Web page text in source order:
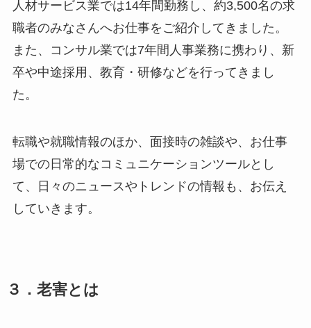
人材サービス業では14年間勤務し、約3,500名の求
職者のみなさんへお仕事をご紹介してきました。
また、コンサル業では7年間人事業務に携わり、新
卒や中途採用、教育・研修などを行ってきまし
た。
転職や就職情報のほか、面接時の雑談や、お仕事
場での日常的なコミュニケーションツールとし
て、日々のニュースやトレンドの情報も、お伝え
していきます。
３．老害とは